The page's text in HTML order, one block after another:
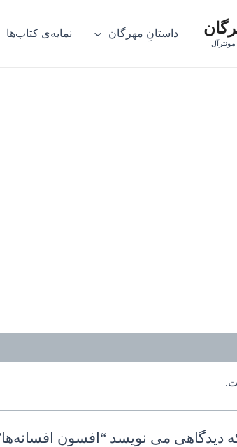
داستانِ مهرگان نمایه‌ی کتاب‌ها
دیدگاهی می نویسد “افسون